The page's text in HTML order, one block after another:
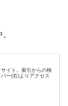
イト。索引からの検
ー(右)よりアクセス